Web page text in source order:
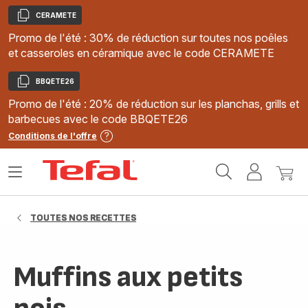
Copier
CERAMETE
Promo de l'été : 30% de réduction sur toutes nos poêles
et casseroles en céramique avec le code CERAMETE
Copier
BBQETE26
Promo de l'été : 20% de réduction sur les planchas, grills et
barbecues avec le code BBQETE26
Conditions de l'offre
MonMon
Ouvrir
TOUTES NOS RECETTES
Muffins aux petits